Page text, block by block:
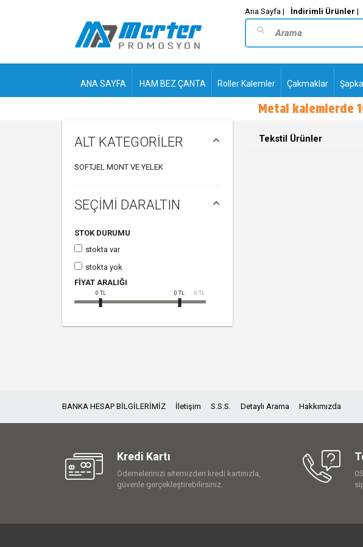
Ana Sayfa | İndirimli Ürünler |
ANA SAYFA HAM BEZ ÇANTA Roller Kalemler Çakmaklar
Metal kalemlerde
ALT KATEGORİLER
SOFTJEL MONT VE YELEK
SEÇİMİ DARALTIN
STOK DURUMU
stokta var
stokta yok
FIYAT ARALIĞI
0 TL
0 TL 0 TL
Tekstil Ürünler
BANKA HESAP BİLGİLERİMİZ İletişim S.S.S. Detaylı Arama Hakkımızda
Kredi Kartı
Ödemelerinizi sitemizden kredi kartınızla,
güvenle gerçekleştirebilirsiniz.